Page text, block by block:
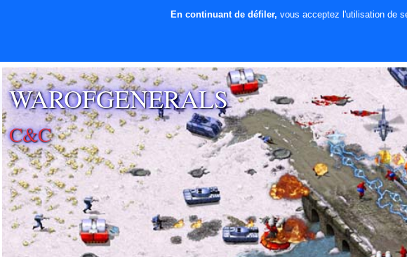
WAROFGENERALS
C&C
En continuant de défiler, vous acceptez l'utilisation de